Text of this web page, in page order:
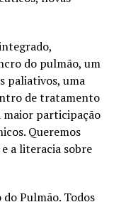
do pulmão, um
paliativos, uma
de tratamento
maior participação
Queremos
a literacia sobre
Pulmão. Todos